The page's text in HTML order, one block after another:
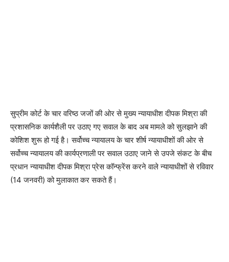
सुप्रीम कोर्ट के चार वरिष्ठ जजों की ओर से मुख्य न्यायाधीश दीपक मिश्रा की
प्रशासनिक कार्यशैली पर उठाए गए सवाल के बाद अब मामले को सुलझाने की
कोशिश शुरू हो गई है। सर्वोच्च न्यायालय के चार शीर्ष न्यायाधीशों की ओर से
सर्वोच्च न्यायालय की कार्यप्रणाली पर सवाल उठाए जाने से उपजे संकट के बीच
प्रधान न्यायाधीश दीपक मिश्रा प्रेस कॉन्फ्रेंस करने वाले न्यायाधीशों से रविवार
(14 जनवरी) को मुलाकात कर सकते हैं।